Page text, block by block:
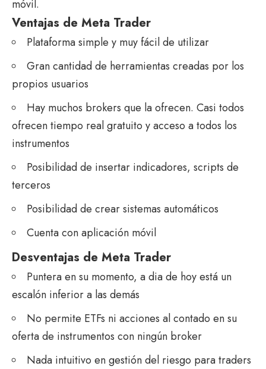
móvil.
Ventajas de Meta Trader
Plataforma simple y muy fácil de utilizar
Gran cantidad de herramientas creadas por los
propios usuarios
Hay muchos brokers que la ofrecen. Casi todos
ofrecen tiempo real gratuito y acceso a todos los
instrumentos
Posibilidad de insertar indicadores, scripts de
terceros
Posibilidad de crear sistemas automáticos
Cuenta con aplicación móvil
Desventajas de Meta Trader
Puntera en su momento, a dia de hoy está un
escalón inferior a las demás
No permite ETFs ni acciones al contado en su
oferta de instrumentos con ningún broker
Nada intuitivo en gestión del riesgo para traders